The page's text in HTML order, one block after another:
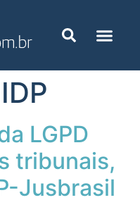
LGPD
tribunais,
Jusbrasil